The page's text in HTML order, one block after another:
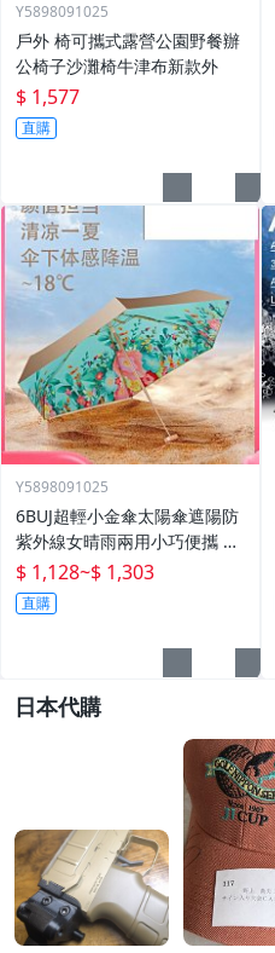
Y5898091025
戶外 椅可攜式露營公園野餐辦
公椅子沙灘椅牛津布新款外
$ 1,577
直購
Y5898091025
6BUJ超輕小金傘太陽傘遮陽防
紫外線女晴雨兩用小巧便攜 五
折傘
$ 1,128~$ 1,303
直購
日本代購